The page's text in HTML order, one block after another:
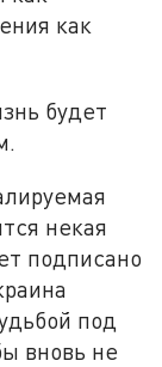
как
будет
некая
подписано
под
вновь не